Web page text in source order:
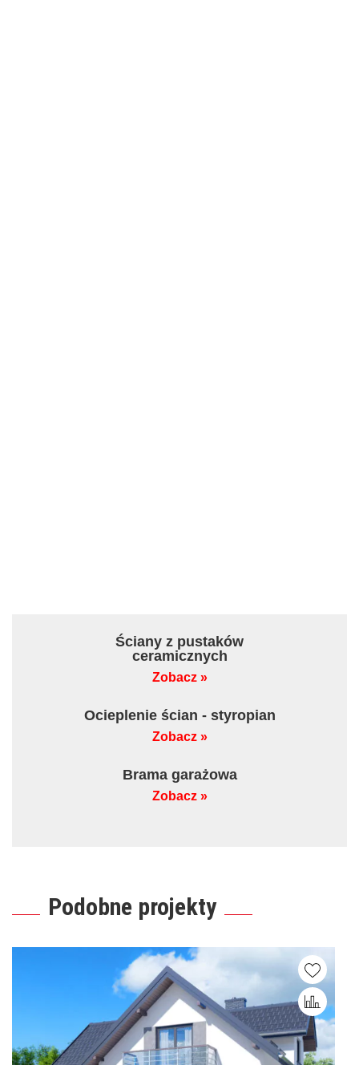
Ściany z pustaków
ceramicznych
Zobacz »
Ocieplenie ścian - styropian
Zobacz »
Brama garażowa
Zobacz »
Podobne projekty